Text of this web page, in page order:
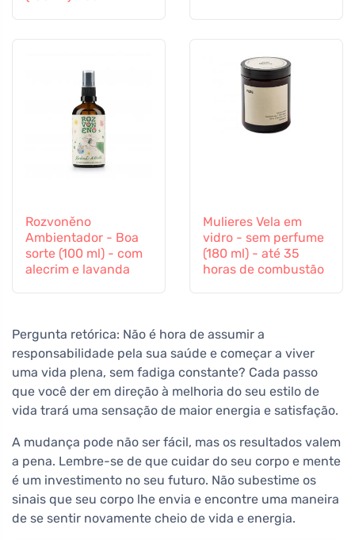
Rozvoněno
Ambientador - Boa
sorte (100 ml) - com
alecrim e lavanda
Mulieres Vela em
vidro - sem perfume
(180 ml) - até 35
horas de combustão
Pergunta retórica: Não é hora de assumir a
responsabilidade pela sua saúde e começar a viver
uma vida plena, sem fadiga constante? Cada passo
que você der em direção à melhoria do seu estilo de
vida trará uma sensação de maior energia e satisfação.
A mudança pode não ser fácil, mas os resultados valem
a pena. Lembre-se de que cuidar do seu corpo e mente
é um investimento no seu futuro. Não subestime os
sinais que seu corpo lhe envia e encontre uma maneira
de se sentir novamente cheio de vida e energia.